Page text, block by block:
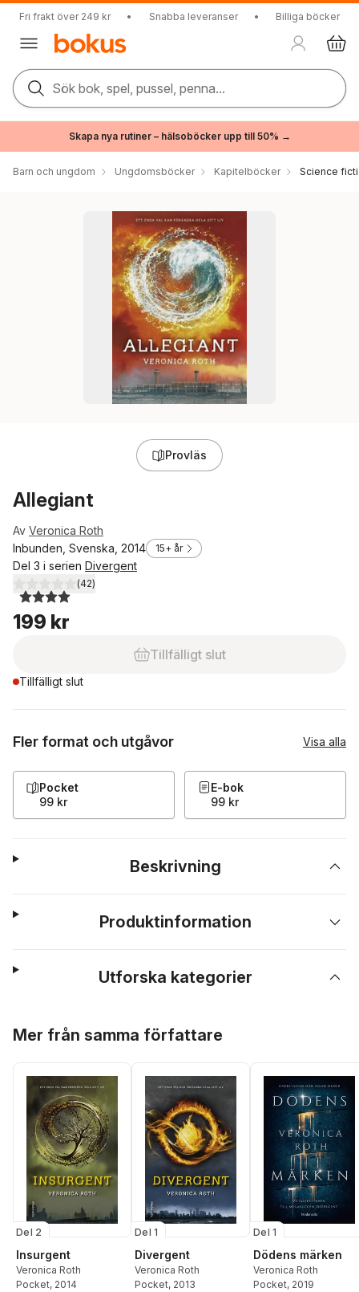
Fri frakt över 249 kr • Snabba leveranser • Billiga böcker
Sök bok, spel, pussel, penna...
Skapa nya rutiner – hälsoböcker upp till 50% →
Barn och ungdom Ungdomsböcker Kapitelböcker Science
Provläs
Allegiant
Av Veronica Roth
Inbunden, Svenska, 2014
15+ år
Del 3 i serien Divergent
4,0utav 5 stjärnor. Totalt antal röster:
(42)
199 kr
Tillfälligt slut
Tillfälligt slut
Fler format och utgåvor Visa alla
Pocket
99 kr
E-bok
99 kr
Beskrivning
Produktinformation
Utforska kategorier
Mer från samma författare
Del 2
Insurgent
Veronica Roth
Pocket, 2014
Del 1
Divergent
Veronica Roth
Pocket, 2013
Del 1
Dödens märken
Veronica Roth
Pocket, 2019